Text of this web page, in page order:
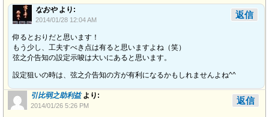
なおや より:
2014/01/28 12:04 AM
仰るとおりだと思います！
もう少し、工夫すべき点は有ると思いますよね（笑）
弦之介告知の設定示唆は大いにあると思います。
設定狙いの時は、弦之介告知の方が有利になるかもしれませんよね^^
返信
引比弱之助利益 より:
2014/01/26 5:26 PM 返信